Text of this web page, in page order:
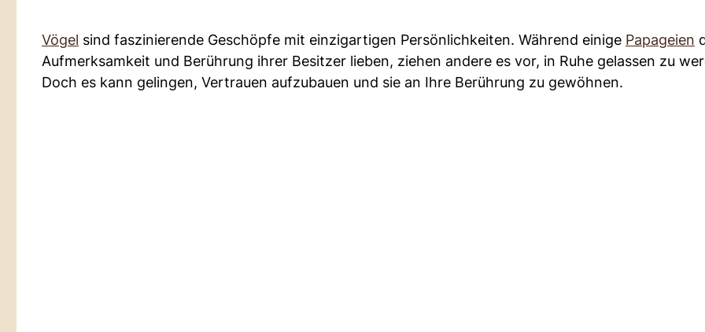
Vögel sind faszinierende Geschöpfe mit einzigartigen Persönlichkeiten. Während einige Papageien
Aufmerksamkeit und Berührung ihrer Besitzer lieben, ziehen andere es vor, in Ruhe gelassen zu
Doch es kann gelingen, Vertrauen aufzubauen und sie an Ihre Berührung zu gewöhnen.